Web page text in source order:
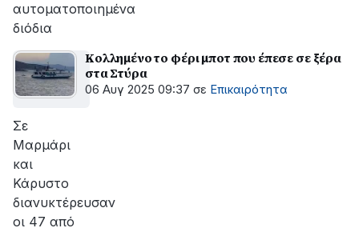
αυτοματοποιημένα
διόδια
Κολλημένο το φέρι μποτ που έπεσε σε ξέρα
στα Στύρα
06 Αυγ 2025 09:37 σε Επικαιρότητα
Σε
Μαρμάρι
και
Κάρυστο
διανυκτέρευσαν
οι 47 από